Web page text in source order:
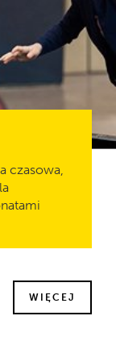
czasowa,
WIĘCEJ